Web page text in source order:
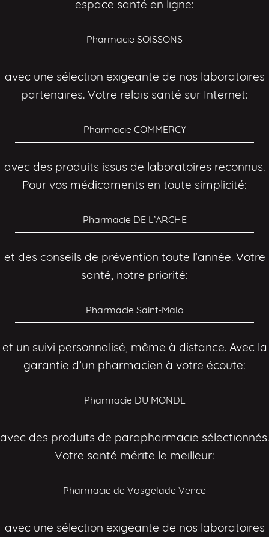
espace santé en ligne:
Pharmacie SOISSONS
avec une sélection exigeante de nos laboratoires
partenaires. Votre relais santé sur Internet:
Pharmacie COMMERCY
avec des produits issus de laboratoires reconnus.
Pour vos médicaments en toute simplicité:
Pharmacie DE L’ARCHE
et des conseils de prévention toute l’année. Votre
santé, notre priorité:
Pharmacie Saint-Malo
et un suivi personnalisé, même à distance. Avec la
garantie d’un pharmacien à votre écoute:
Pharmacie DU MONDE
avec des produits de parapharmacie sélectionnés.
Votre santé mérite le meilleur:
Pharmacie de Vosgelade Vence
avec une sélection exigeante de nos laboratoires